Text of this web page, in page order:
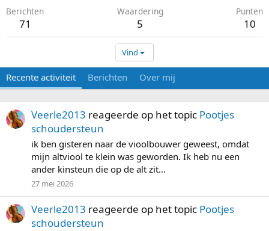
Berichten
71
Waardering
5
Punten
10
Vind
Recente activiteit Berichten Over mij
Veerle2013 reageerde op het topic Pootjes
schoudersteun
ik ben gisteren naar de vioolbouwer geweest, omdat
mijn altviool te klein was geworden. Ik heb nu een
ander kinsteun die op de alt zit...
27 mei 2026
Veerle2013 reageerde op het topic Pootjes
schoudersteun